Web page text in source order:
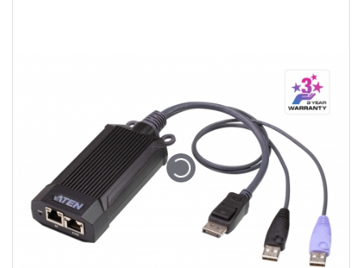
CONTACT US
ABOUT US